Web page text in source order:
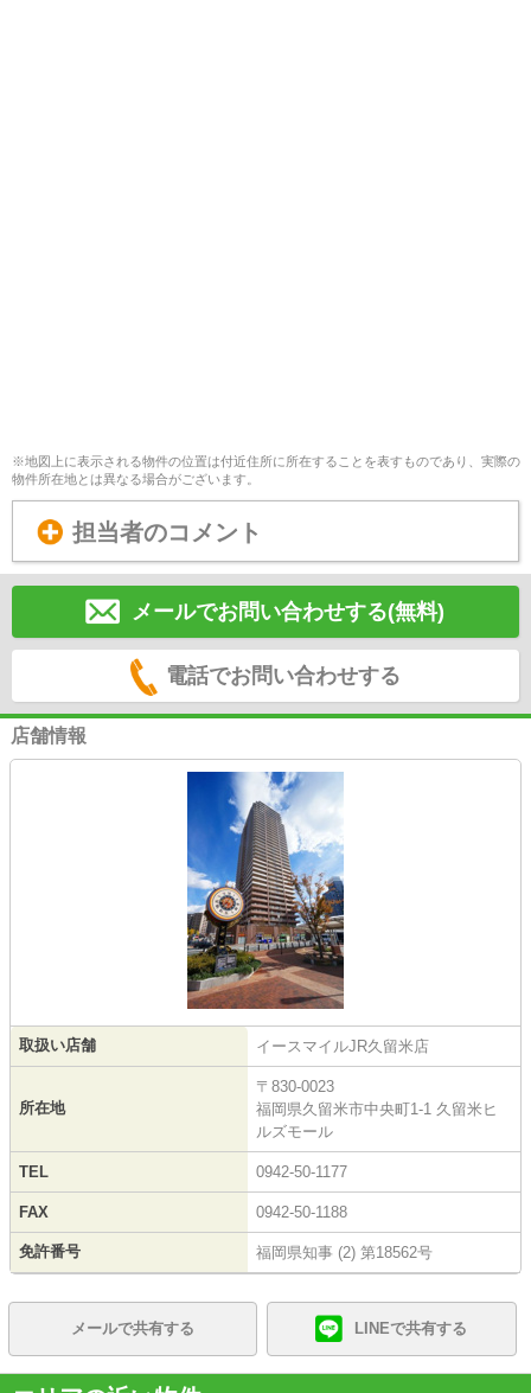
※地図上に表示される物件の位置は付近住所に所在することを表すものであり、実際の
物件所在地とは異なる場合がございます。
担当者のコメント
メールでお問い合わせする(無料)
電話でお問い合わせする
店舗情報
取扱い店舗 イースマイルJR久留米店
所在地
〒830-0023
福岡県久留米市中央町1-1 久留米ヒ
ルズモール
TEL 0942-50-1177
FAX 0942-50-1188
免許番号 福岡県知事 (2) 第18562号
メールで共有する LINEで共有する